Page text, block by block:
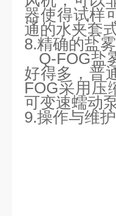
器使得试样
通的水夹套
8.精确的盐
Q-FOG盐
好得多，普
FOG采用压
可变速蠕动
9.操作与维